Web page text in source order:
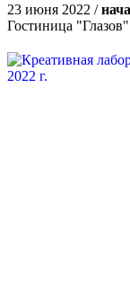
23 июня 2022 /
Гостиница